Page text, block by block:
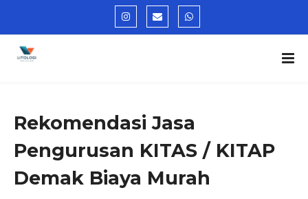
Rekomendasi Jasa
Pengurusan KITAS / KITAP
Demak Biaya Murah